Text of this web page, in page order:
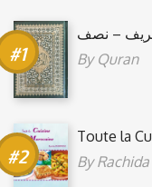
– نصف
By Quran
Toute la
By